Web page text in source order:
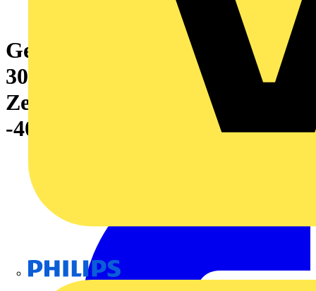
Gerätemarkierung, Länge:
30000 mm, Aufgedruckte
Zeichen: ohne, Polyester, rot,
-40...120 °C